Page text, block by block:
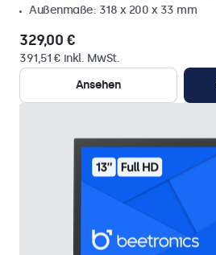
Außenmaße: 318 x 200 x 33 mm
329,00 €
391,51 € inkl. MwSt.
Ansehen